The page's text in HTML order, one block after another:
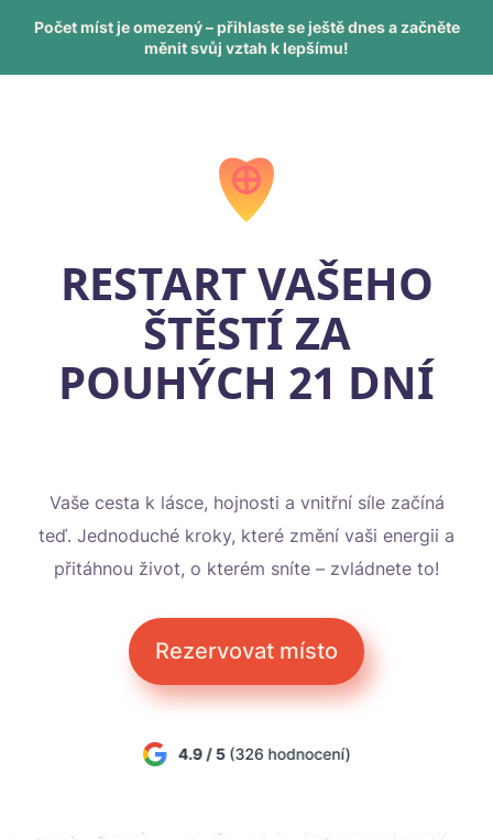
Počet míst je omezený – přihlaste se ještě dnes a začněte
měnit svůj vztah k lepšímu!
RESTART VAŠEHO
ŠTĚSTÍ ZA
POUHÝCH 21 DNÍ
Vaše cesta k lásce, hojnosti a vnitřní síle začíná
teď. Jednoduché kroky, které změní vaši energii a
přitáhnou život, o kterém sníte – zvládnete to!
Rezervovat místo